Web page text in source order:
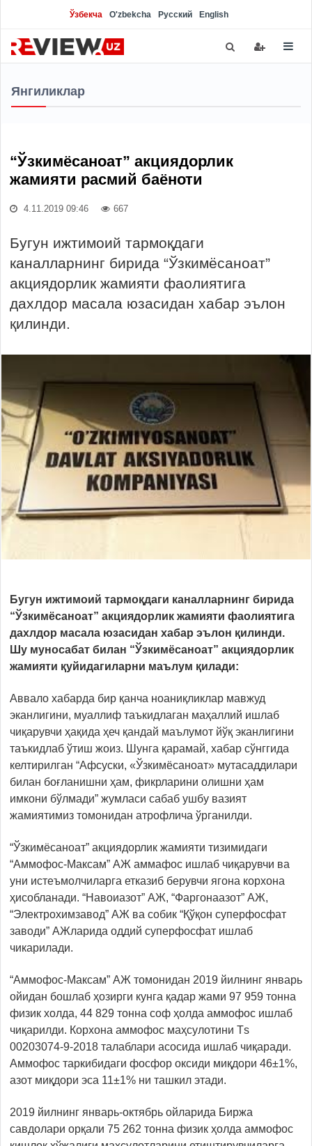
Ўзбекча O'zbekcha Русский English
Янгиликлар
“Ўзкимёсаноат” акциядорлик
жамияти расмий баёноти
4.11.2019 09:46 667
Бугун ижтимоий тармоқдаги
каналларнинг бирида “Ўзкимёсаноат”
акциядорлик жамияти фаолиятига
дахлдор масала юзасидан хабар эълон
қилинди.
Бугун ижтимоий тармоқдаги каналларнинг бирида
“Ўзкимёсаноат” акциядорлик жамияти фаолиятига
дахлдор масала юзасидан хабар эълон қилинди.
Шу муносабат билан “Ўзкимёсаноат” акциядорлик
жамияти қуйидагиларни маълум қилади:
Аввало хабарда бир қанча ноаниқликлар мавжуд
эканлигини, муаллиф таъкидлаган маҳаллий ишлаб
чиқарувчи ҳақида ҳеч қандай маълумот йўқ эканлигини
таъкидлаб ўтиш жоиз. Шунга қарамай, хабар сўнггида
келтирилган “Афсуски, «Ўзкимёсаноат» мутасаддилари
билан боғланишни ҳам, фикрларини олишни ҳам
имкони бўлмади” жумласи сабаб ушбу вазият
жамиятимиз томонидан атрофлича ўрганилди.
“Ўзкимёсаноат” акциядорлик жамияти тизимидаги
“Аммофос-Максам” АЖ аммафос ишлаб чиқарувчи ва
уни истеъмолчиларга етказиб берувчи ягона корхона
ҳисобланади. “Навоиазот” АЖ, “Фаргонаазот” АЖ,
“Электрохимзавод” АЖ ва собик “Қўқон суперфосфат
заводи” АЖларида оддий суперфосфат ишлаб
чикарилади.
“Аммофос-Максам” АЖ томонидан 2019 йилнинг январь
ойидан бошлаб ҳозирги кунга қадар жами 97 959 тонна
физик холда, 44 829 тонна соф ҳолда аммофос ишлаб
чиқарилди. Корхона аммофос маҳсулотини Тs
00203074-9-2018 талаблари асосида ишлаб чиқаради.
Аммофос таркибидаги фосфор оксиди миқдори 46±1%,
азот миқдори эса 11±1% ни ташкил этади.
2019 йилнинг январь-октябрь ойларида Биржа
савдолари орқали 75 262 тонна физик ҳолда аммофос